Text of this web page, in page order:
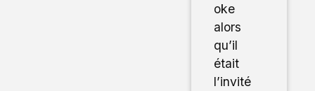
oke
alors
qu’il
était
l’invité